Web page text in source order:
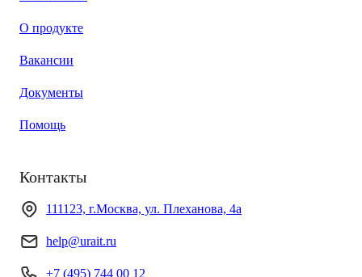
О продукте
Вакансии
Документы
Помощь
Контакты
111123, г.Москва, ул. Плеханова, 4а
help@urait.ru
+7 (495) 744 00 12